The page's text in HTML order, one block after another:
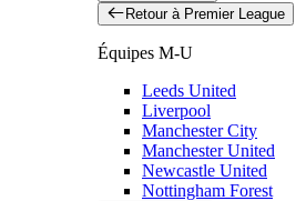
Retour à Premier League
Équipes M-U
Leeds United
Liverpool
Manchester City
Manchester United
Newcastle United
Nottingham Forest